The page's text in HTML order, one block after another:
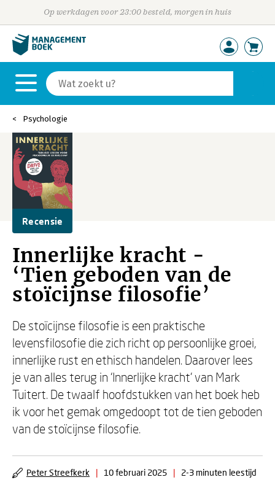
Op werkdagen voor 23:00 besteld, morgen in huis
Psychologie
Recensie
Innerlijke kracht -
‘Tien geboden van de
stoïcijnse filosofie’
De stoïcijnse filosofie is een praktische
levensfilosofie die zich richt op persoonlijke groei,
innerlijke rust en ethisch handelen. Daarover lees
je van alles terug in ‘Innerlijke kracht’ van Mark
Tuitert. De twaalf hoofdstukken van het boek heb
ik voor het gemak omgedoopt tot de tien geboden
van de stoïcijnse filosofie.
Peter Streefkerk | 10 februari 2025 | 2-3 minuten leestijd